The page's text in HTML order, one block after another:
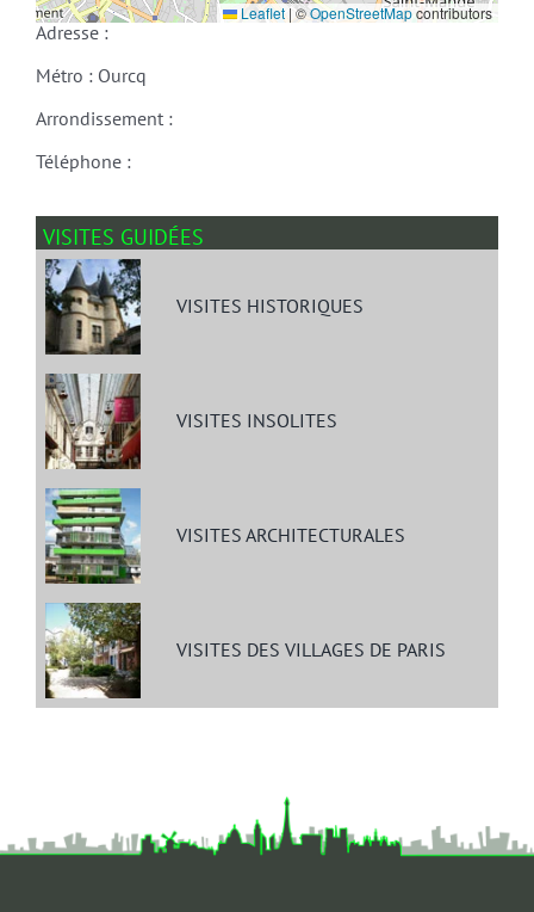
Leaflet |©OpenStreetMapcontributors
Adresse :
Métro : Ourcq
Arrondissement :
Téléphone :
VISITES GUIDÉES
VISITES HISTORIQUES
VISITES INSOLITES
VISITES ARCHITECTURALES
VISITES DES VILLAGES DE PARIS